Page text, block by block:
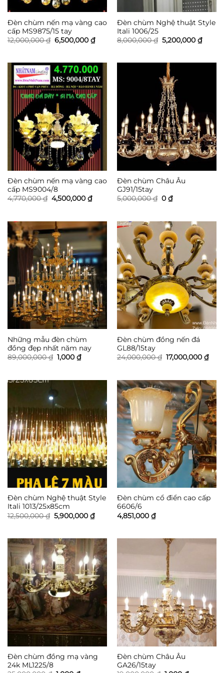
Đèn chùm nến mạ vàng cao
cấp MS9875/15 tay
12,000,000₫ Giá
gốc
6,500,000 ₫Giá
hiện
6,500,000 ₫.
Đèn chùm Nghệ thuật Style
Itali 1006/25
8,000,000₫ Giá
gốc
5,200,000 ₫Giá
hiện
Đèn chùm nến mạ vàng cao
cấp MS9004/8
4,770,000₫ Giá
gốc
4,500,000 ₫Giá
hiện
4,500,000 ₫.
Đèn chùm Châu Âu
GJ91/15tay
5,000,000₫ Giá
gốc
0 ₫Giá
hiện
0 ₫.
Những mẫu đèn chùm
đồng đẹp nhất năm nay
89,000,000₫ Giá
gốc
1,000 ₫Giá
hiện
1,000 ₫.
Đèn chùm đồng nến đá
GL88/15tay
24,000,000₫ Giá
gốc
17,000,000 ₫Giá
hiện
Đèn chùm Nghệ thuật Style
Itali 1013/25x85cm
12,500,000₫ Giá
gốc
5,900,000 ₫Giá
hiện
5,900,000 ₫.
Đèn chùm cổ điển cao cấp
6606/6
4,851,000 ₫
Đèn chùm đồng mạ vàng
24k ML1225/8
Đèn chùm Châu Âu
GA26/15tay